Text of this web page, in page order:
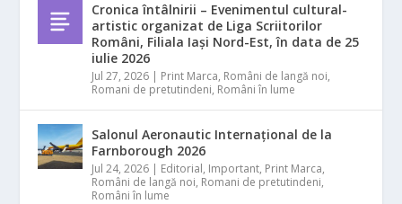
Cronica întâlnirii – Evenimentul cultural-
artistic organizat de Liga Scriitorilor
Români, Filiala Iași Nord-Est, în data de 25
iulie 2026
Jul 27, 2026 | Print Marca, Români de langă noi,
Romani de pretutindeni, Români în lume
Salonul Aeronautic Internațional de la
Farnborough 2026
Jul 24, 2026 | Editorial, Important, Print Marca,
Români de langă noi, Romani de pretutindeni,
Români în lume